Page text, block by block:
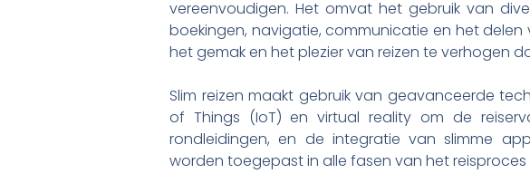
vereenvoudigen. Het omvat het gebruik van
boekingen, navigatie, communicatie en het delen
het gemak en het plezier van reizen te verhogen
Slim reizen maakt gebruik van geavanceerde
of Things (IoT) en virtual reality om de
rondleidingen, en de integratie van slimme
worden toegepast in alle fasen van het